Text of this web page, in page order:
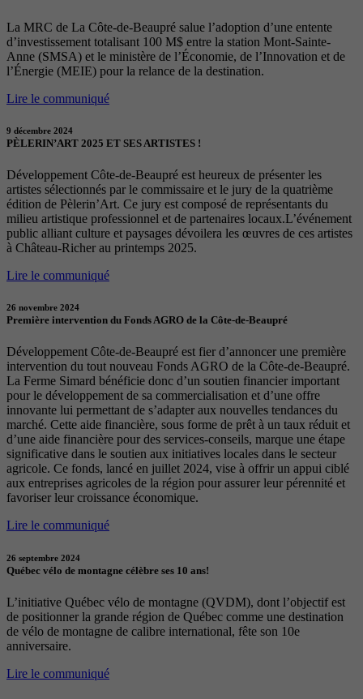
La MRC de La Côte-de-Beaupré salue l’adoption d’une entente
d’investissement totalisant 100 M$ entre la station Mont-Sainte-
Anne (SMSA) et le ministère de l’Économie, de l’Innovation et de
l’Énergie (MEIE) pour la relance de la destination.
Lire le communiqué
9 décembre 2024
PÈLERIN’ART 2025 ET SES ARTISTES !
Développement Côte-de-Beaupré est heureux de présenter les
artistes sélectionnés par le commissaire et le jury de la quatrième
édition de Pèlerin’Art. Ce jury est composé de représentants du
milieu artistique professionnel et de partenaires locaux.L’événement
public alliant culture et paysages dévoilera les œuvres de ces artistes
à Château-Richer au printemps 2025.
Lire le communiqué
26 novembre 2024
Première intervention du Fonds AGRO de la Côte-de-Beaupré
Développement Côte-de-Beaupré est fier d’annoncer une première
intervention du tout nouveau Fonds AGRO de la Côte-de-Beaupré.
La Ferme Simard bénéficie donc d’un soutien financier important
pour le développement de sa commercialisation et d’une offre
innovante lui permettant de s’adapter aux nouvelles tendances du
marché. Cette aide financière, sous forme de prêt à un taux réduit et
d’une aide financière pour des services-conseils, marque une étape
significative dans le soutien aux initiatives locales dans le secteur
agricole. Ce fonds, lancé en juillet 2024, vise à offrir un appui ciblé
aux entreprises agricoles de la région pour assurer leur pérennité et
favoriser leur croissance économique.
Lire le communiqué
26 septembre 2024
Québec vélo de montagne célèbre ses 10 ans!
L’initiative Québec vélo de montagne (QVDM), dont l’objectif est
de positionner la grande région de Québec comme une destination
de vélo de montagne de calibre international, fête son 10e
anniversaire.
Lire le communiqué